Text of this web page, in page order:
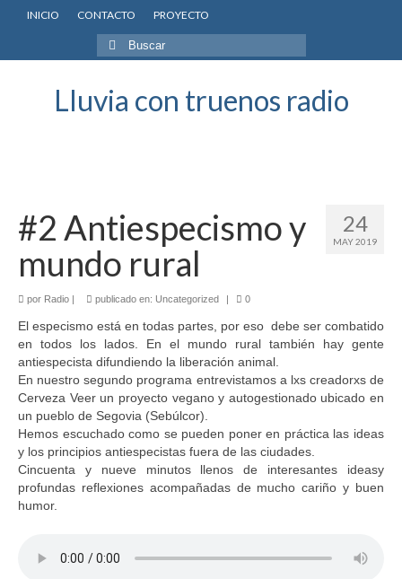
INICIO CONTACTO PROYECTO
Buscar
por:
Lluvia con truenos radio
24
MAY 2019
#2 Antiespecismo y
mundo rural
por Radio | publicado en: Uncategorized | 0
El especismo está en todas partes, por eso debe ser combatido
en todos los lados. En el mundo rural también hay gente
antiespecista difundiendo la liberación animal.
En nuestro segundo programa entrevistamos a lxs creadorxs de
Cerveza Veer un proyecto vegano y autogestionado ubicado en
un pueblo de Segovia (Sebúlcor).
Hemos escuchado como se pueden poner en práctica las ideas
y los principios antiespecistas fuera de las ciudades.
Cincuenta y nueve minutos llenos de interesantes ideasy
profundas reflexiones acompañadas de mucho cariño y buen
humor.